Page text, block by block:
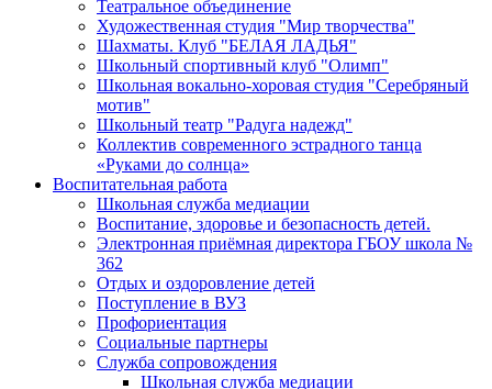
Театральное объединение
Художественная студия "Мир творчества"
Шахматы. Клуб "БЕЛАЯ ЛАДЬЯ"
Школьный спортивный клуб "Олимп"
Школьная вокально-хоровая студия "Серебряный
мотив"
Школьный театр "Радуга надежд"
Коллектив современного эстрадного танца
«Руками до солнца»
Воспитательная работа
Школьная служба медиации
Воспитание, здоровье и безопасность детей.
Электронная приёмная директора ГБОУ школа №
362
Отдых и оздоровление детей
Поступление в ВУЗ
Профориентация
Социальные партнеры
Служба сопровождения
Школьная служба медиации